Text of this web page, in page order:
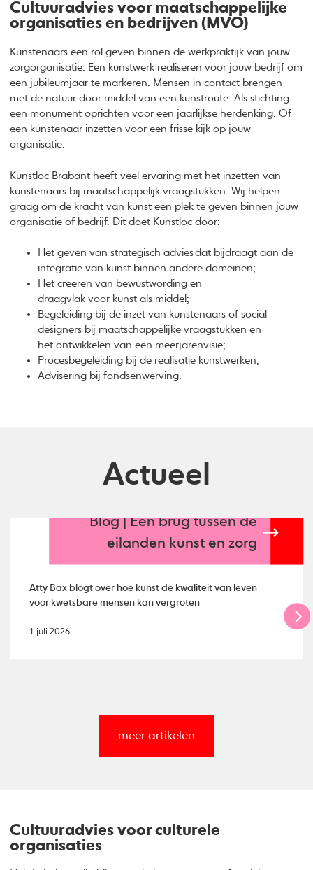
Cultuuradvies voor maatschappelijke
organisaties en bedrijven (MVO)
Kunstenaars een rol geven binnen de werkpraktijk van jouw
zorgorganisatie. Een kunstwerk realiseren voor jouw bedrijf om
een jubileumjaar te markeren. Mensen in contact brengen
met de natuur door middel van een kunstroute. Als stichting
een monument oprichten voor een jaarlijkse herdenking. Of
een kunstenaar inzetten voor een frisse kijk op jouw
organisatie.
Kunstloc Brabant heeft veel ervaring met het inzetten van
kunstenaars bij maatschappelijk vraagstukken. Wij helpen
graag om de kracht van kunst een plek te geven binnen jouw
organisatie of bedrijf. Dit doet Kunstloc door:
Het geven van strategisch advies dat bijdraagt aan de
integratie van kunst binnen andere domeinen;
Het creëren van bewustwording en
draagvlak voor kunst als middel;
Begeleiding bij de inzet van kunstenaars of social
designers bij maatschappelijke vraagstukken en
het ontwikkelen van een meerjarenvisie;
Procesbegeleiding bij de realisatie kunstwerken;
Advisering bij fondsenwerving.
Actueel
Blog | Een brug tussen de
eilanden kunst en zorg
Atty Bax blogt over hoe kunst de kwaliteit van leven
voor kwetsbare mensen kan vergroten
1 juli 2026
meer artikelen
Cultuuradvies voor culturele
organisaties